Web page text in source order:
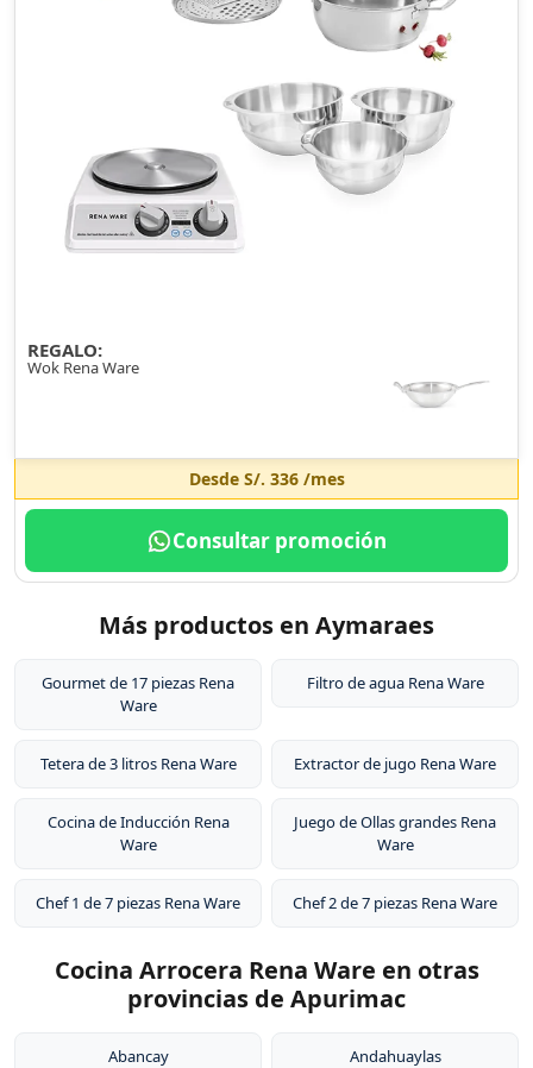
REGALO:
Wok Rena Ware
Desde S/. 336/mes
Consultar promoción
Más productos en Aymaraes
Gourmet de 17 piezas Rena
Ware
Filtro de agua Rena Ware
Tetera de 3 litros Rena Ware Extractor de jugo Rena Ware
Cocina de Inducción Rena
Ware
Juego de Ollas grandes Rena
Ware
Chef 1 de 7 piezas Rena Ware Chef 2 de 7 piezas Rena Ware
Cocina Arrocera Rena Ware en otras
provincias de Apurimac
Abancay Andahuaylas